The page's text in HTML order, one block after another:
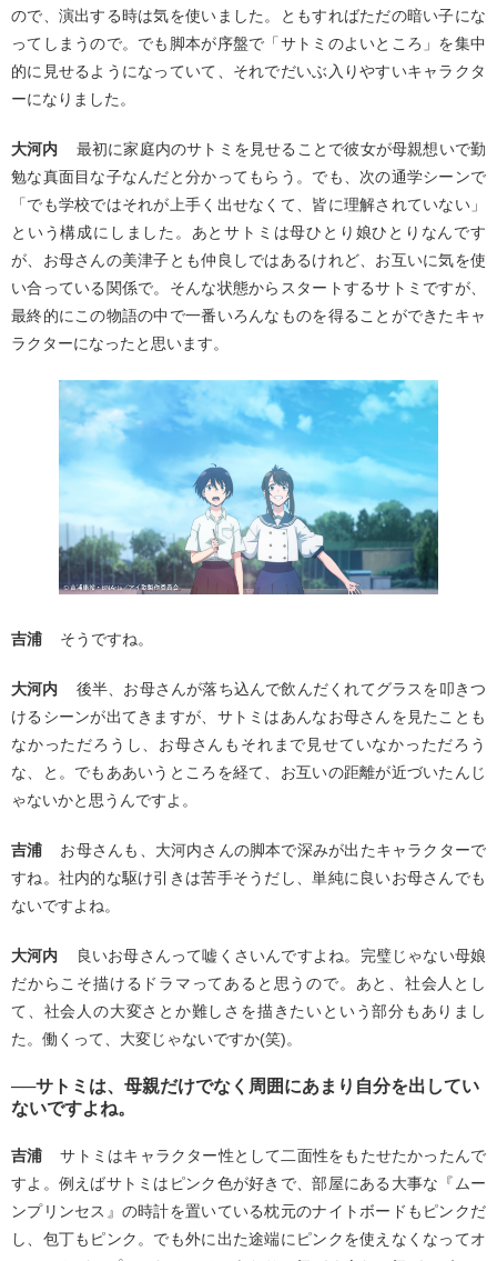
ので、演出する時は気を使いました。ともすればただの暗い子にな
ってしまうので。でも脚本が序盤で「サトミのよいところ」を集中
的に見せるようになっていて、それでだいぶ入りやすいキャラクタ
ーになりました。
大河内
最初に家庭内のサトミを見せることで彼女が母親想いで勤
勉な真面目な子なんだと分かってもらう。でも、次の通学シーンで
「でも学校ではそれが上手く出せなくて、皆に理解されていない」
という構成にしました。あとサトミは母ひとり娘ひとりなんです
が、お母さんの美津子とも仲良しではあるけれど、お互いに気を使
い合っている関係で。そんな状態からスタートするサトミですが、
最終的にこの物語の中で一番いろんなものを得ることができたキャ
ラクターになったと思います。
吉浦 そうですね。
大河内
後半、お母さんが落ち込んで飲んだくれてグラスを叩きつ
けるシーンが出てきますが、サトミはあんなお母さんを見たことも
なかっただろうし、お母さんもそれまで見せていなかっただろう
な、と。でもああいうところを経て、お互いの距離が近づいたんじ
ゃないかと思うんですよ。
吉浦
お母さんも、大河内さんの脚本で深みが出たキャラクターで
すね。社内的な駆け引きは苦手そうだし、単純に良いお母さんでも
ないですよね。
大河内
良いお母さんって嘘くさいんですよね。完璧じゃない母娘
だからこそ描けるドラマってあると思うので。あと、社会人とし
て、社会人の大変さとか難しさを描きたいという部分もありまし
た。働くって、大変じゃないですか(笑)。
──サトミは、母親だけでなく周囲にあまり自分を出してい
ないですよね。
吉浦
サトミはキャラクター性として二面性をもたせたかったんで
すよ。例えばサトミはピンク色が好きで、部屋にある大事な『ムー
ンプリンセス』の時計を置いている枕元のナイトボードもピンクだ
し、包丁もピンク。でも外に出た途端にピンクを使えなくなってオ